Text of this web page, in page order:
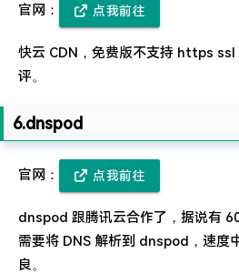
官网： 点我前往
快云 CDN，免费版不支持 https ssl
评。
6.dnspod
官网： 点我前往
dnspod 跟腾讯云合作了，据说有
需要将 DNS 解析到 dnspod，速度
良。